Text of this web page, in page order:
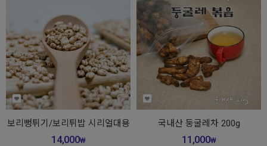
보리뻥튀기/보리튀밥 시리얼대용
14,000₩
국내산 둥굴레차 200g
11,000₩